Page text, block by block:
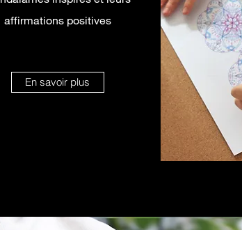
affirmations positives
En savoir plus